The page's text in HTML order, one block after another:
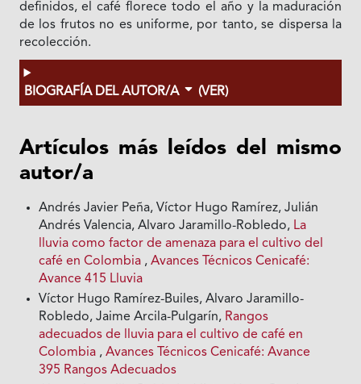
definidos, el café florece todo el año y la maduración
de los frutos no es uniforme, por tanto, se dispersa la
recolección.
BIOGRAFÍA DEL AUTOR/A (VER)
Artículos más leídos del mismo
autor/a
Andrés Javier Peña, Víctor Hugo Ramírez, Julián
Andrés Valencia, Alvaro Jaramillo-Robledo, La
lluvia como factor de amenaza para el cultivo del
café en Colombia ,Avances Técnicos Cenicafé:
Avance 415 Lluvia
Víctor Hugo Ramírez-Builes, Alvaro Jaramillo-
Robledo, Jaime Arcila-Pulgarín, Rangos
adecuados de lluvia para el cultivo de café en
Colombia ,Avances Técnicos Cenicafé: Avance
395 Rangos Adecuados